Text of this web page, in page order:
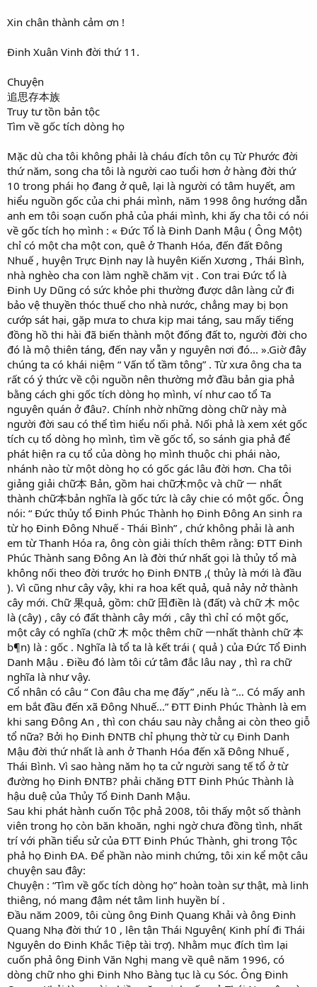
Xin chân thành cảm ơn !
Đinh Xuân Vinh đời thứ 11.
Chuyện
追思存本族
Truy tư tồn bản tộc
Tìm về gốc tích dòng họ
Mặc dù cha tôi không phải là cháu đích tôn cụ Từ Phước đời
thứ năm, song cha tôi là người cao tuổi hơn ở hàng đời thứ
10 trong phái họ đang ở quê, lại là người có tâm huyết, am
hiểu nguồn gốc của chi phái mình, năm 1998 ông hướng dẫn
anh em tôi soạn cuốn phả của phái mình, khi ấy cha tôi có nói
về gốc tích họ mình : « Đức Tổ là Đinh Danh Mậu ( Ông Một)
chỉ có một cha một con, quê ở Thanh Hóa, đến đất Đông
Nhuế , huyện Trực Định nay là huyên Kiến Xương , Thái Bình,
nhà nghèo cha con làm nghề chăm vịt . Con trai Đức tổ là
Đinh Uy Dũng có sức khỏe phi thường được dân làng cử đi
bảo vệ thuyền thóc thuế cho nhà nước, chẳng may bị bọn
cướp sát hại, gặp mưa to chưa kịp mai táng, sau mấy tiếng
đồng hồ thi hài đã biến thành một đống đất to, người đời cho
đó là mộ thiên táng, đến nay vẫn y nguyên nơi đó... ».Giờ đây
chúng ta có khái niệm “ Vấn tổ tầm tông” . Từ xưa ông cha ta
rất có ý thức về cội nguồn nên thường mở đầu bản gia phả
bằng cách ghi gốc tích dòng họ mình, ví như cao tổ Ta
nguyên quán ở đâu?. Chính nhờ những dòng chữ này mà
người đời sau có thể tìm hiểu nối phả. Nối phả là xem xét gốc
tích cụ tổ dòng họ mình, tìm về gốc tổ, so sánh gia phả để
phát hiện ra cụ tổ của dòng họ mình thuộc chi phái nào,
nhánh nào từ một dòng họ có gốc gác lâu đời hơn. Cha tôi
giảng giải chữ本 Bản, gồm hai chữ木mộc và chữ 一 nhất
thành chữ本bản nghĩa là gốc tức là cây chie có một gốc. Ông
nói: “ Đức thủy tổ Đinh Phúc Thành họ Đinh Đông An sinh ra
từ họ Đinh Đông Nhuế - Thái Bình” , chứ không phải là anh
em từ Thanh Hóa ra, ông còn giải thích thêm rằng: ĐTT Đinh
Phúc Thành sang Đông An là đời thứ nhất gọi là thủy tổ mà
không nối theo đời trước họ Đinh ĐNTB ,( thủy là mới là đầu
). Vì cũng như cây vậy, khi ra hoa kết quả, quả nảy nở thành
cây mới. Chữ 果quả, gồm: chữ 田điền là (đất) và chữ 木 mộc
là (cây) , cây có đất thành cây mới , cây thì chỉ có một gốc,
một cây có nghĩa (chữ 木 mộc thêm chữ 一nhất thành chữ 本
b¶n) là : gốc . Nghĩa là tổ ta là kết trái ( quả ) của Đức Tổ Đinh
Danh Mậu . Điều đó làm tôi cứ tâm đắc lâu nay , thì ra chữ
nghĩa là như vậy.
Cổ nhân có câu “ Con đâu cha mẹ đấy” ,nếu là “… Có mấy anh
em bắt đầu đến xã Đông Nhuế…” ĐTT Đinh Phúc Thành là em
khi sang Đông An , thì con cháu sau này chẳng ai còn theo giỗ
tổ nữa? Bởi họ Đinh ĐNTB chỉ phụng thờ từ cụ Đinh Danh
Mậu đời thứ nhất là anh ở Thanh Hóa đến xã Đông Nhuế ,
Thái Bình. Vì sao hàng năm họ ta cử người sang tế tổ ở từ
đường họ Đinh ĐNTB? phải chăng ĐTT Đinh Phúc Thành là
hậu duệ của Thủy Tổ Đinh Danh Mậu.
Sau khi phát hành cuốn Tộc phả 2008, tôi thấy một số thành
viên trong họ còn băn khoăn, nghi ngờ chưa đồng tình, nhất
trí với phần tiểu sử của ĐTT Đinh Phúc Thành, ghi trong Tộc
phả họ Đinh ĐA. Để phần nào minh chứng, tôi xin kể một câu
chuyện sau đây:
Chuyện : “Tìm về gốc tích dòng họ” hoàn toàn sự thật, mà linh
thiêng, nó mang đậm nét tâm linh huyền bí .
Đầu năm 2009, tôi cùng ông Đinh Quang Khải và ông Đinh
Quang Nhạ đời thứ 10 , lên tận Thái Nguyên( Kinh phí đi Thái
Nguyên do Đinh Khắc Tiệp tài trợ). Nhằm mục đích tìm lại
cuốn phả ông Đinh Văn Nghị mang về quê năm 1996, có
dòng chữ nho ghi Đinh Nho Bàng tục là cụ Sóc. Ông Đinh